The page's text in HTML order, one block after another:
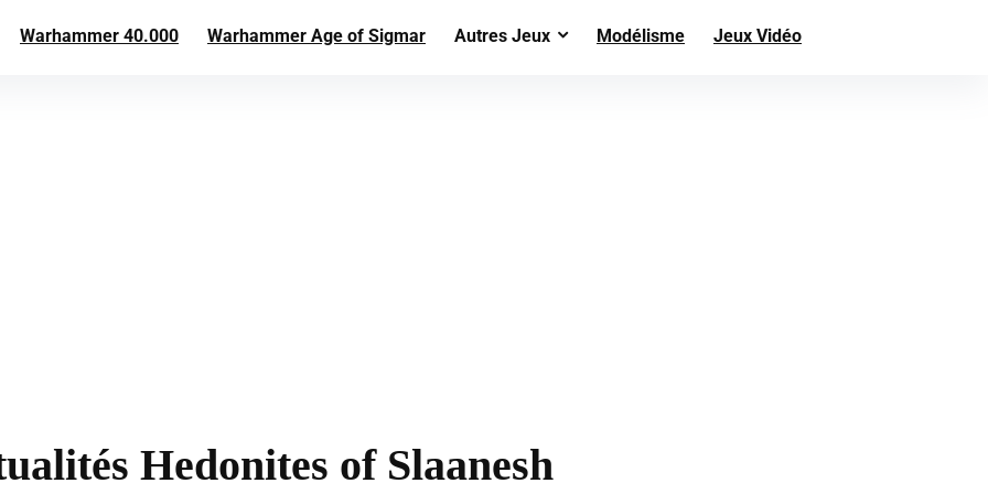
Warhammer 40.000 Warhammer Age of Sigmar Autres Jeux Modélisme Jeux Vidéo
Hedonites of Slaanesh